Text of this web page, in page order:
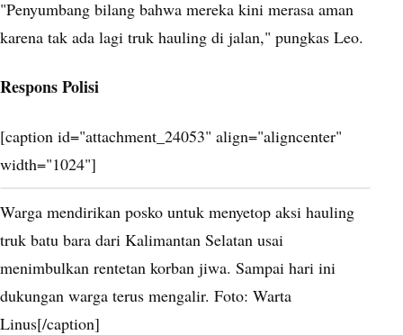
"Penyumbang bilang bahwa mereka kini merasa aman
karena tak ada lagi truk hauling di jalan," pungkas Leo.
Respons Polisi
[caption id="attachment_24053" align="aligncenter"
width="1024"]
Warga mendirikan posko untuk menyetop aksi hauling
truk batu bara dari Kalimantan Selatan usai
menimbulkan rentetan korban jiwa. Sampai hari ini
dukungan warga terus mengalir. Foto: Warta
Linus[/caption]